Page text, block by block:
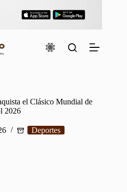
el Clásico Mundial de
2026
Deportes